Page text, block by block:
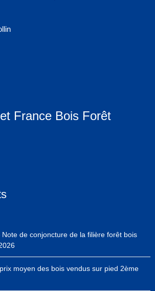
France Bois Forêt
de conjoncture de la filière forêt bois
moyen des bois vendus sur pied 2ème